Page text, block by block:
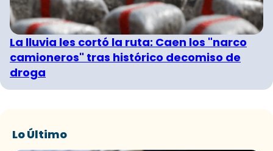
La lluvia les cortó la ruta: Caen los "narco
camioneros" tras histórico decomiso de
droga
Lo Último